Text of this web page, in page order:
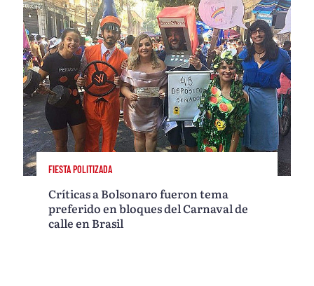
FIESTA POLITIZADA
Críticas a Bolsonaro fueron tema
preferido en bloques del Carnaval de
calle en Brasil